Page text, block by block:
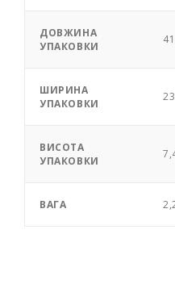
ДОВЖИНА
УПАКОВКИ
ШИРИНА
УПАКОВКИ
ВИСОТА
УПАКОВКИ
ВАГА